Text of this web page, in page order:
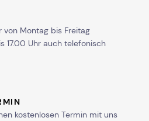
von Montag bis Freitag
17.00 Uhr auch telefonisch
kostenlosen Termin mit uns